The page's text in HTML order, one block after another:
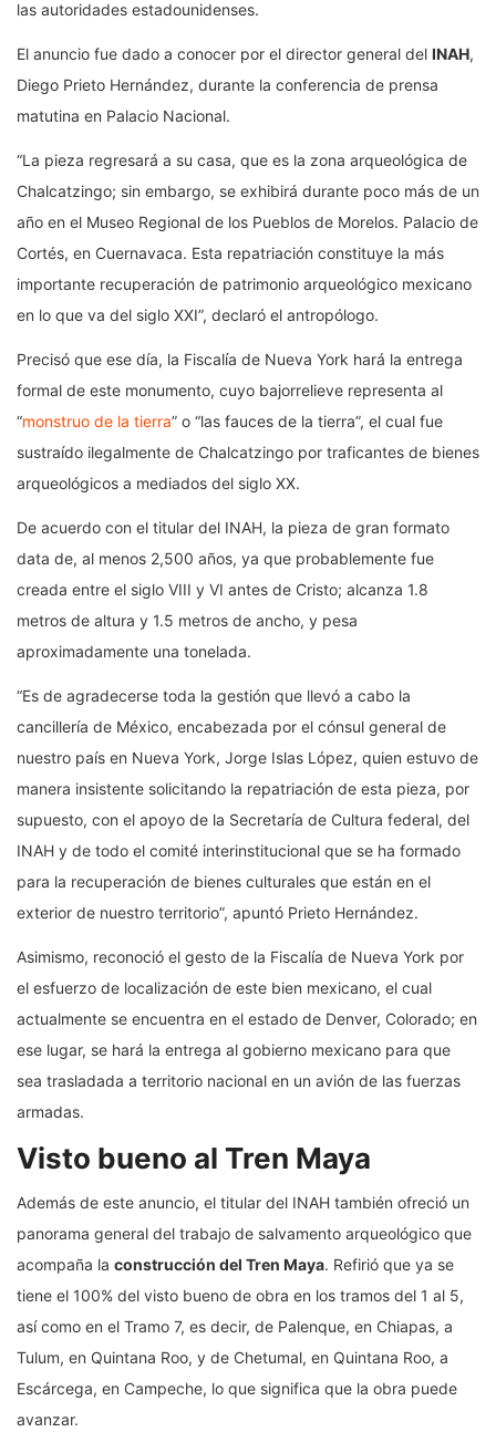
las autoridades estadounidenses.
El anuncio fue dado a conocer por el director general del INAH,
Diego Prieto Hernández, durante la conferencia de prensa
matutina en Palacio Nacional.
“La pieza regresará a su casa, que es la zona arqueológica de
Chalcatzingo; sin embargo, se exhibirá durante poco más de un
año en el Museo Regional de los Pueblos de Morelos. Palacio de
Cortés, en Cuernavaca. Esta repatriación constituye la más
importante recuperación de patrimonio arqueológico mexicano
en lo que va del siglo XXI”, declaró el antropólogo.
Precisó que ese día, la Fiscalía de Nueva York hará la entrega
formal de este monumento, cuyo bajorrelieve representa al
“monstruo de la tierra” o “las fauces de la tierra”, el cual fue
sustraído ilegalmente de Chalcatzingo por traficantes de bienes
arqueológicos a mediados del siglo XX.
De acuerdo con el titular del INAH, la pieza de gran formato
data de, al menos 2,500 años, ya que probablemente fue
creada entre el siglo VIII y VI antes de Cristo; alcanza 1.8
metros de altura y 1.5 metros de ancho, y pesa
aproximadamente una tonelada.
“Es de agradecerse toda la gestión que llevó a cabo la
cancillería de México, encabezada por el cónsul general de
nuestro país en Nueva York, Jorge Islas López, quien estuvo de
manera insistente solicitando la repatriación de esta pieza, por
supuesto, con el apoyo de la Secretaría de Cultura federal, del
INAH y de todo el comité interinstitucional que se ha formado
para la recuperación de bienes culturales que están en el
exterior de nuestro territorio”, apuntó Prieto Hernández.
Asimismo, reconoció el gesto de la Fiscalía de Nueva York por
el esfuerzo de localización de este bien mexicano, el cual
actualmente se encuentra en el estado de Denver, Colorado; en
ese lugar, se hará la entrega al gobierno mexicano para que
sea trasladada a territorio nacional en un avión de las fuerzas
armadas.
Visto bueno al Tren Maya
Además de este anuncio, el titular del INAH también ofreció un
panorama general del trabajo de salvamento arqueológico que
acompaña la construcción del Tren Maya. Refirió que ya se
tiene el 100% del visto bueno de obra en los tramos del 1 al 5,
así como en el Tramo 7, es decir, de Palenque, en Chiapas, a
Tulum, en Quintana Roo, y de Chetumal, en Quintana Roo, a
Escárcega, en Campeche, lo que significa que la obra puede
avanzar.